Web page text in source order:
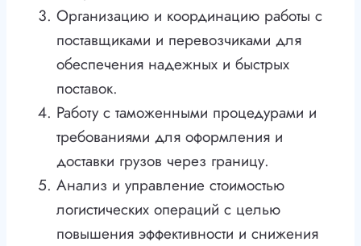
Организацию и координацию работы с
поставщиками и перевозчиками для
обеспечения надежных и быстрых
поставок.
Работу с таможенными процедурами и
требованиями для оформления и
доставки грузов через границу.
Анализ и управление стоимостью
логистических операций с целью
повышения эффективности и снижения